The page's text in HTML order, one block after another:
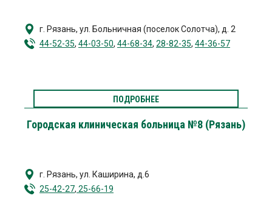
г. Рязань, ул. Больничная (поселок Солотча), д. 2
44-52-35, 44-03-50, 44-68-34, 28-82-35, 44-36-57
ПОДРОБНЕЕ
Городская клиническая больница №8 (Рязань)
г. Рязань, ул. Каширина, д.6
25-42-27, 25-66-19